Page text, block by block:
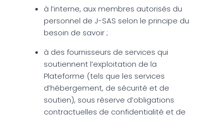
à l’interne, aux membres autorisés du
personnel de J-SAS selon le principe du
besoin de savoir ;
à des fournisseurs de services qui
soutiennent l’exploitation de la
Plateforme (tels que les services
d’hébergement, de sécurité et de
soutien), sous réserve d’obligations
contractuelles de confidentialité et de